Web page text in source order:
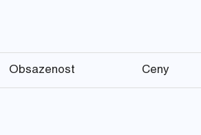
Obsazenost Ceny